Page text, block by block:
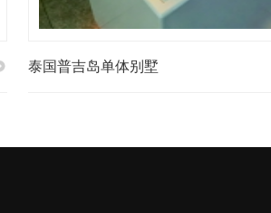
泰国普吉岛单体别墅